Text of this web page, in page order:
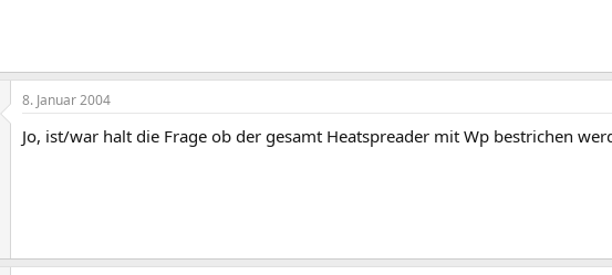
8. Januar 2004
Jo, ist/war halt die Frage ob der gesamt Heatspreader mit Wp bestrichen